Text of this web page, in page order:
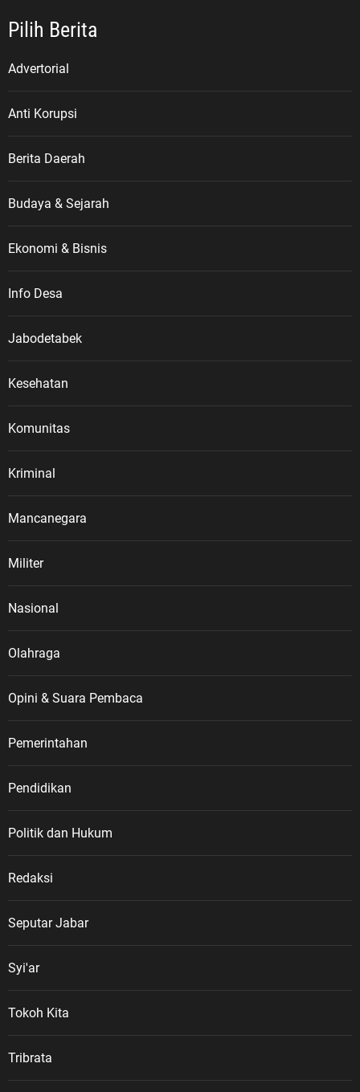
Pilih Berita
Advertorial
Anti Korupsi
Berita Daerah
Budaya & Sejarah
Ekonomi & Bisnis
Info Desa
Jabodetabek
Kesehatan
Komunitas
Kriminal
Mancanegara
Militer
Nasional
Olahraga
Opini & Suara Pembaca
Pemerintahan
Pendidikan
Politik dan Hukum
Redaksi
Seputar Jabar
Syi'ar
Tokoh Kita
Tribrata